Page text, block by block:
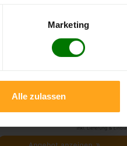
Marketing
Alle zulassen